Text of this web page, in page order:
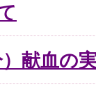
献血の